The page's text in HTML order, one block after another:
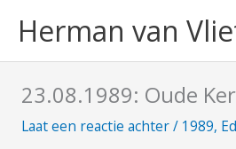
naarHerman van
23.08.1989: Oude
Laat een reactie achter/ 1989,